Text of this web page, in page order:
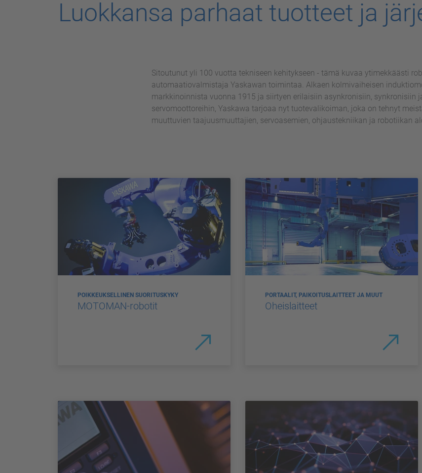
Luokkansa parhaat tuotteet ja
Sitoutunut yli 100 vuotta tekniseen kehitykseen - tämä kuvaa ytimekkäästi
automaatiovalmistaja Yaskawan toimintaa. Alkaen kolmivaiheisen
markkinoinnista vuonna 1915 ja siirtyen erilaisiin asynkronisiin, synkronisiin
servomoottoreihin, Yaskawa tarjoaa nyt tuotevalikoiman, joka on tehnyt
muuttuvien taajuusmuuttajien, servoasemien, ohjaustekniikan ja robotiikan
POIKKEUKSELLINEN SUORITUSKYKY
MOTOMAN-robotit
PORTAALIT, PAIKOITUSLAITTEET JA MUUT
Oheislaitteet